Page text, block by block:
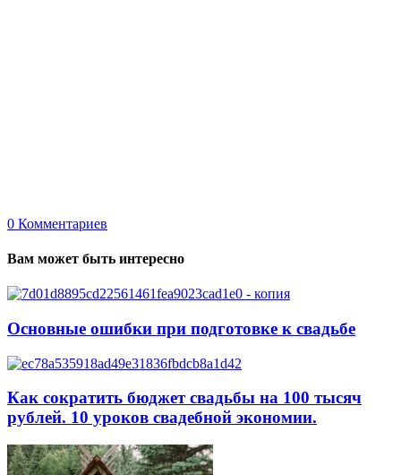
0 Комментариев
Вам может быть интересно
Основные ошибки при подготовке к свадьбе
Как сократить бюджет свадьбы на 100 тысяч
рублей. 10 уроков свадебной экономии.